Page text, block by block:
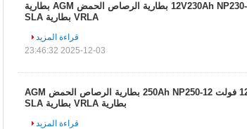
بطارية الصين الرائدة 12V230Ah NP230-12 بطارية الرصاص الحمض AGM بطارية
VRLA بطارية SLA
قراءة المزيد
2025-12-03 23:46:32
الصين بطل بطارية 12 فولت 250Ah NP250-12 بطارية الرصاص الحمض AGM
بطارية VRLA بطارية SLA
قراءة المزيد